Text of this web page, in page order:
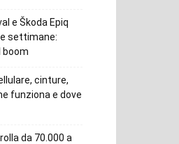
e Škoda Epiq
settimane:
boom
cinture,
funziona e dove
da 70.000 a